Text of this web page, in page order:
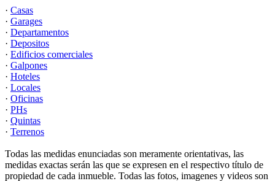
· Casas
· Garages
· Departamentos
· Depositos
· Edificios comerciales
· Galpones
· Hoteles
· Locales
· Oficinas
· PHs
· Quintas
· Terrenos
Todas las medidas enunciadas son meramente orientativas, las
medidas exactas serán las que se expresen en el respectivo título de
propiedad de cada inmueble. Todas las fotos, imagenes y videos son